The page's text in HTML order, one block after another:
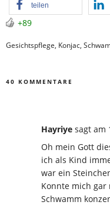
teilen
+89
Gesichtspflege, Konjac,
40 KOMMENTARE
Hayriye sagt am
Oh mein Gott
ich als Kind
war ein
Konnte mich
Schwamm